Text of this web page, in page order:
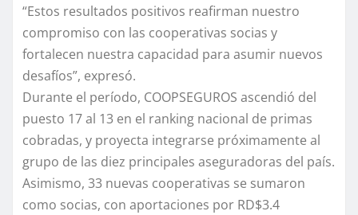
“Estos resultados positivos reafirman nuestro
compromiso con las cooperativas socias y
fortalecen nuestra capacidad para asumir nuevos
desafíos”, expresó.
Durante el período, COOPSEGUROS ascendió del
puesto 17 al 13 en el ranking nacional de primas
cobradas, y proyecta integrarse próximamente al
grupo de las diez principales aseguradoras del país.
Asimismo, 33 nuevas cooperativas se sumaron
como socias, con aportaciones por RD$3.4